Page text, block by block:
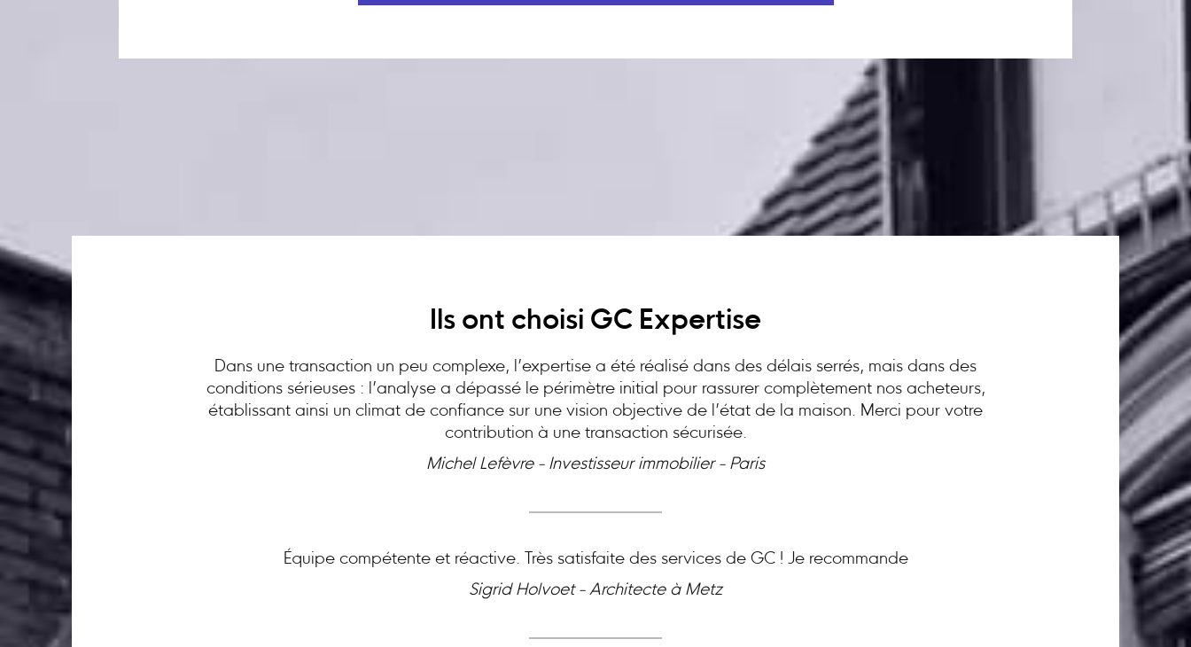
Ils ont choisi GC Expertise
Dans une transaction un peu complexe, l’expertise a été réalisé dans des délais serrés, mais dans des
conditions sérieuses : l’analyse a dépassé le périmètre initial pour rassurer complètement nos acheteurs,
établissant ainsi un climat de confiance sur une vision objective de l’état de la maison. Merci pour votre
contribution à une transaction sécurisée.
Michel Lefèvre - Investisseur immobilier - Paris
Équipe compétente et réactive. Très satisfaite des services de GC ! Je recommande
Sigrid Holvoet - Architecte à Metz